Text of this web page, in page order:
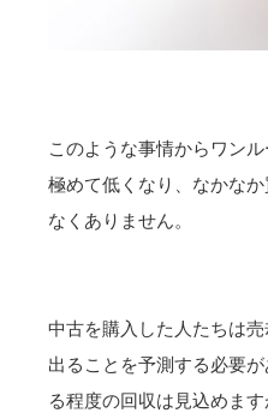
このような事情からワン
極めて低くなり、なかな
なくありません。
中古を購入した人たちは
出ることを予測する必要
る程度の回収は見込めま